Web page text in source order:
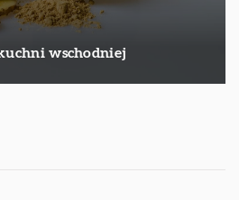
wschodniej